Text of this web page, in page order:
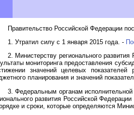
Правительство Российской Федерации
1. Утратил силу с 1 января 2015 года. -
2. Министерству регионального
мониторинга предоставления
значений целевых показателей
планирования и значений
3. Федеральным органам
развития Российской
и сроки, которые определяются